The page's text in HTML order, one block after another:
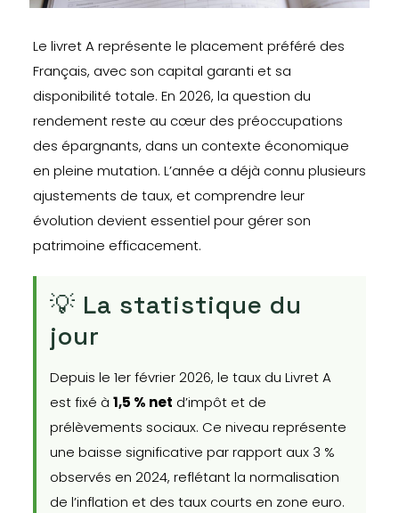
Le livret A représente le placement préféré des
Français, avec son capital garanti et sa
disponibilité totale. En 2026, la question du
rendement reste au cœur des préoccupations
des épargnants, dans un contexte économique
en pleine mutation. L’année a déjà connu plusieurs
ajustements de taux, et comprendre leur
évolution devient essentiel pour gérer son
patrimoine efficacement.
💡 La statistique du
jour
Depuis le 1er février 2026, le taux du Livret A
est fixé à 1,5 % net d’impôt et de
prélèvements sociaux. Ce niveau représente
une baisse significative par rapport aux 3 %
observés en 2024, reflétant la normalisation
de l’inflation et des taux courts en zone euro.